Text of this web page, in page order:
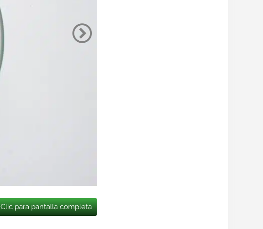
Clic para pantalla completa